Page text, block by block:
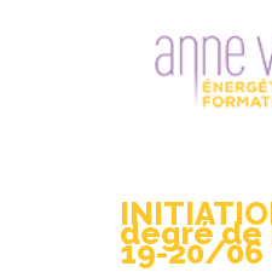
degré de
19-20/06